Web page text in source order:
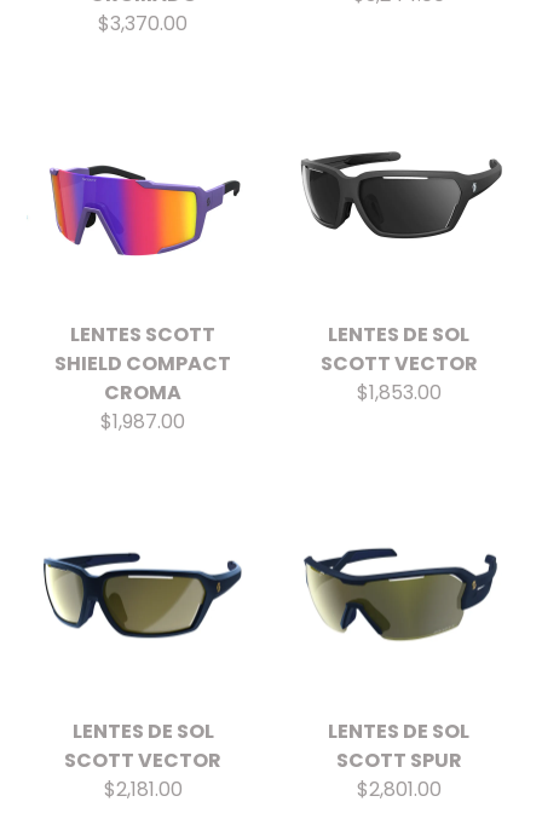
$3,370.00
LENTES SCOTT
SHIELD COMPACT
CROMA
$1,987.00
LENTES DE SOL
SCOTT VECTOR
$1,853.00
LENTES DE SOL
SCOTT VECTOR
$2,181.00
LENTES DE SOL
SCOTT SPUR
$2,801.00